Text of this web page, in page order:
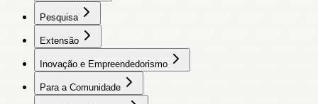
Pesquisa
Extensão
Inovação e Empreendedorismo
Para a Comunidade